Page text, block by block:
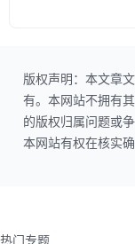
版权声明：本文章
有。本网站不拥有
的版权归属问题或
本网站有权在核实
热门专题